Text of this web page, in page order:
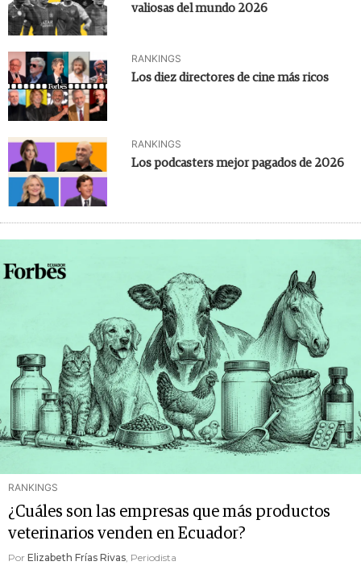
valiosas del mundo 2026
RANKINGS
Los diez directores de cine más ricos
RANKINGS
Los podcasters mejor pagados de 2026
RANKINGS
¿Cuáles son las empresas que más productos
veterinarios venden en Ecuador?
Por Elizabeth Frías Rivas , Periodista